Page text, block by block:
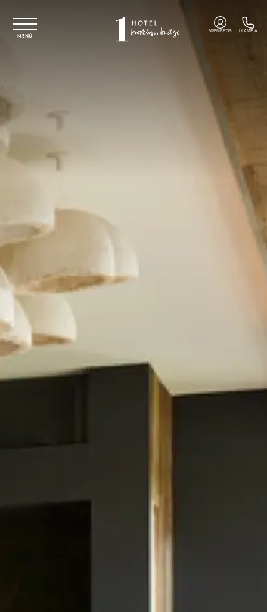
MENÚ
MIEMBROS LLAME A